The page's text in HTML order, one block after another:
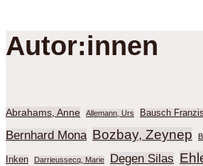
Autor:innen
Abrahams, Anne Allemann, Urs Bausch
Bernhard Mona Bozbay, Zeynep
Inken Darrieussecq, Marie Degen Silas